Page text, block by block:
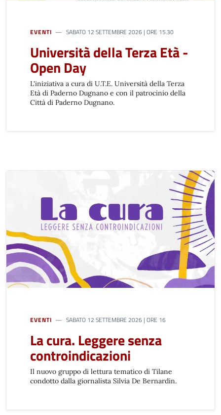
EVENTI SABATO 12 SETTEMBRE 2026 | ORE 15.30
Università della Terza Età -
Open Day
L'iniziativa a cura di U.T.E. Università della Terza
Età di Paderno Dugnano e con il patrocinio della
Città di Paderno Dugnano.
EVENTI SABATO 12 SETTEMBRE 2026 | ORE 16
La cura. Leggere senza
controindicazioni
Il nuovo gruppo di lettura tematico di Tilane
condotto dalla giornalista Silvia De Bernardin.